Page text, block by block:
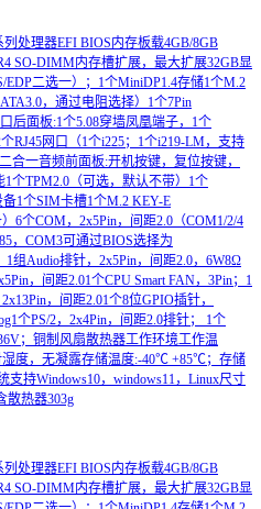
处理器EFI BIOS内存板载4GB/8GB
SO-DIMM内存槽扩展，最大扩展32GB显
二选一）；1个MiniDP1.4存储1个M.2
，通过电阻选择）1个7Pin
后面板:1个5.08穿墙凤凰端子，1个
RJ45网口（1个i225；1个i219-LM，支持
合一音频前面板:开机按键，复位按键，
个TPM2.0（可选，默认不带）1个
1个SIM卡槽1个M.2 KEY-E
6个COM，2x5Pin，间距2.0（COM1/2/4
，COM3可通过BIOS选择为
1组Audio排针，2x5Pin，间距2.0，6W8Ω
，间距2.01个CPU Smart FAN，3Pin；1
，间距2.01个8位GPIO插针，
个PS/2，2x4Pin，间距2.0排针； 1个
；铜制风扇散热器工作环境工作温
度，无凝露存储温度:-40℃ +85℃；存储
支持Windows10，windows11，Linux尺寸
散热器303g
处理器EFI BIOS内存板载4GB/8GB
SO-DIMM内存槽扩展，最大扩展32GB显